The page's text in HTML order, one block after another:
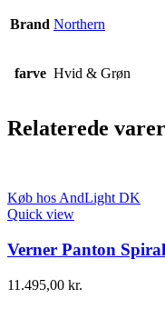
Brand Northern
farve Hvid & Grøn
Relaterede varer
Køb hos AndLight DK
Quick view
Verner Panton
11.495,00 kr.